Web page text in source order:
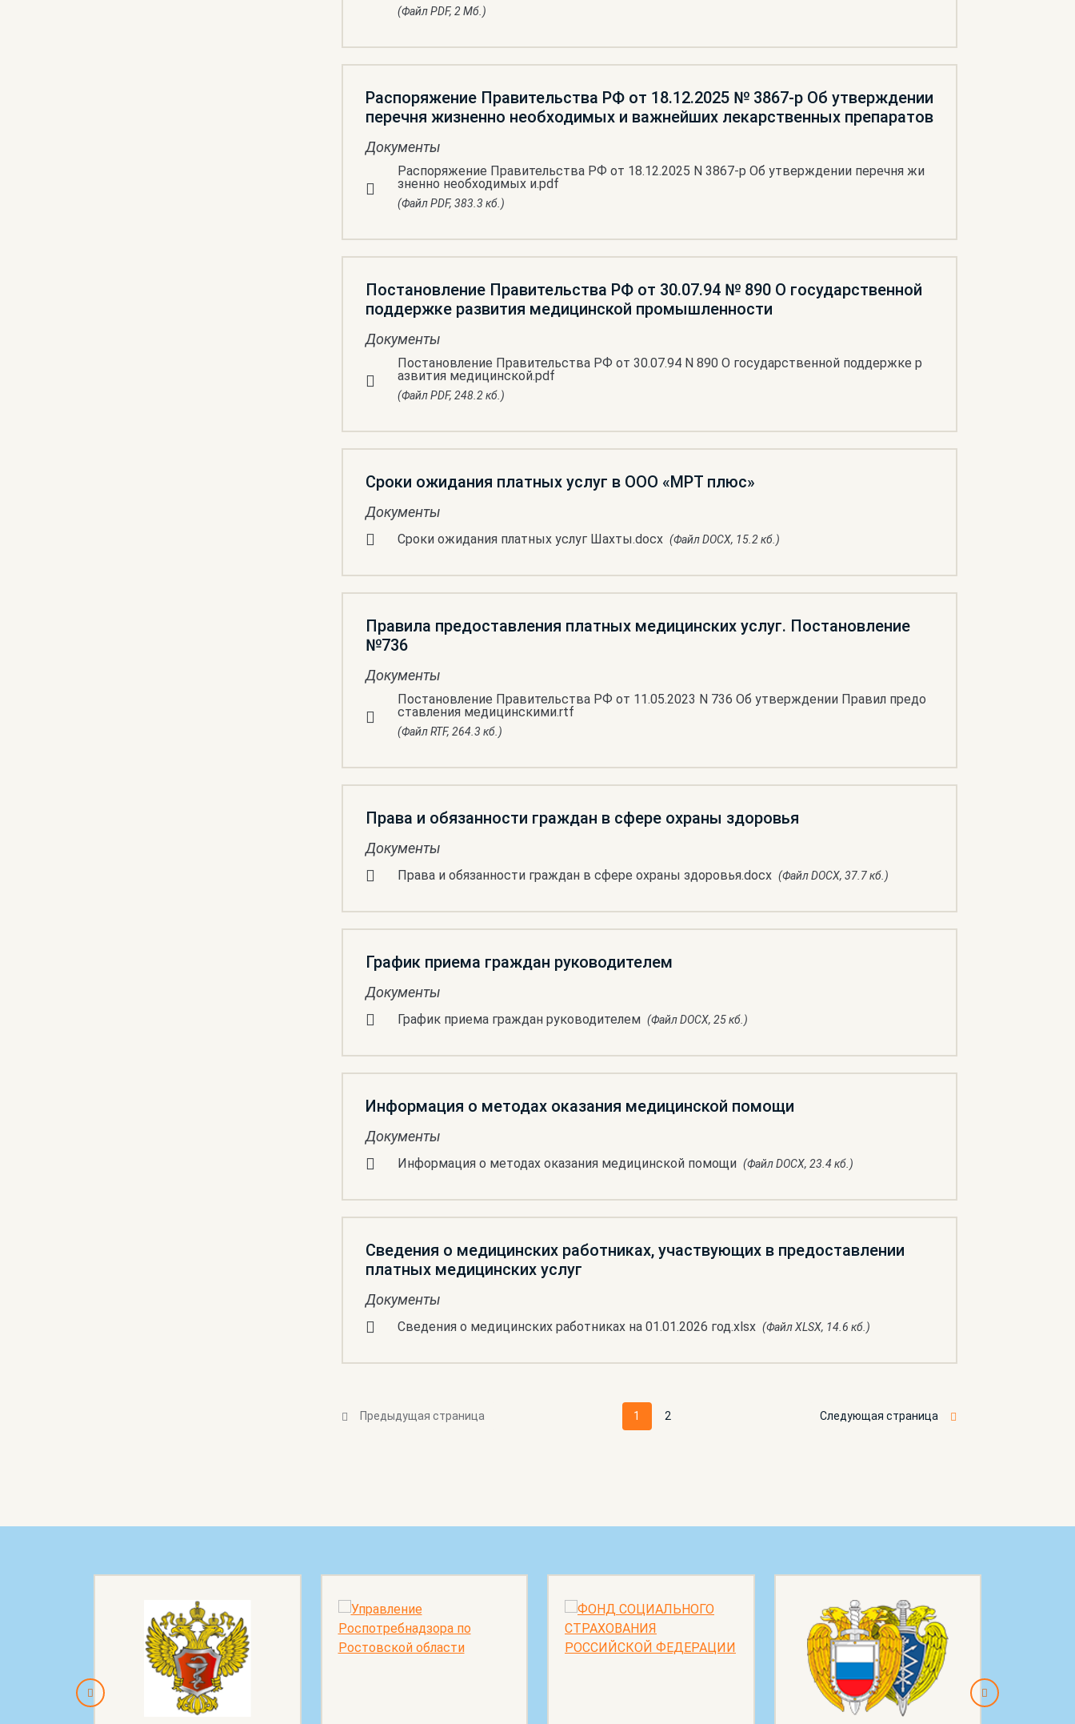
(Файл PDF, 2 Мб.)
Распоряжение Правительства РФ от 18.12.2025 № 3867-р Об утверждении
перечня жизненно необходимых и важнейших лекарственных препаратов
Документы
Распоряжение Правительства РФ от 18.12.2025 N 3867-р Об утверждении перечня жи
зненно необходимых и.pdf
(Файл PDF, 383.3 кб.)
Постановление Правительства РФ от 30.07.94 № 890 О государственной
поддержке развития медицинской промышленности
Документы
Постановление Правительства РФ от 30.07.94 N 890 О государственной поддержке р
азвития медицинской.pdf
(Файл PDF, 248.2 кб.)
Сроки ожидания платных услуг в ООО «МРТ плюс»
Документы
Сроки ожидания платных услуг Шахты.docx (Файл DOCX, 15.2 кб.)
Правила предоставления платных медицинских услуг. Постановление
№736
Документы
Постановление Правительства РФ от 11.05.2023 N 736 Об утверждении Правил предо
ставления медицинскими.rtf
(Файл RTF, 264.3 кб.)
Права и обязанности граждан в сфере охраны здоровья
Документы
Права и обязанности граждан в сфере охраны здоровья.docx (Файл DOCX, 37.7 кб.)
График приема граждан руководителем
Документы
График приема граждан руководителем (Файл DOCX, 25 кб.)
Информация о методах оказания медицинской помощи
Документы
Информация о методах оказания медицинской помощи (Файл DOCX, 23.4 кб.)
Сведения о медицинских работниках, участвующих в предоставлении
платных медицинских услуг
Документы
Сведения о медицинских работниках на 01.01.2026 год.xlsx (Файл XLSX, 14.6 кб.)
Предыдущая страница 1 2 Следующая страница